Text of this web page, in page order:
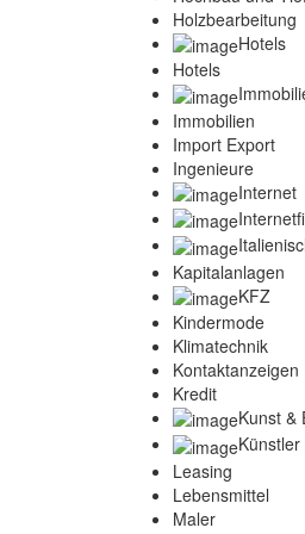
Holzbearbeitung
Hotels
Hotels
Immobilien
Import Export
Ingenieure
Internet
Kapitalanlagen
KFZ
Kindermode
Klimatechnik
Kontaktanzeigen
Kredit
Kunst &
Künstler
Leasing
Lebensmittel
Maler